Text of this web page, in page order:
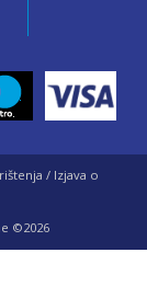
/ Izjava o
©2026